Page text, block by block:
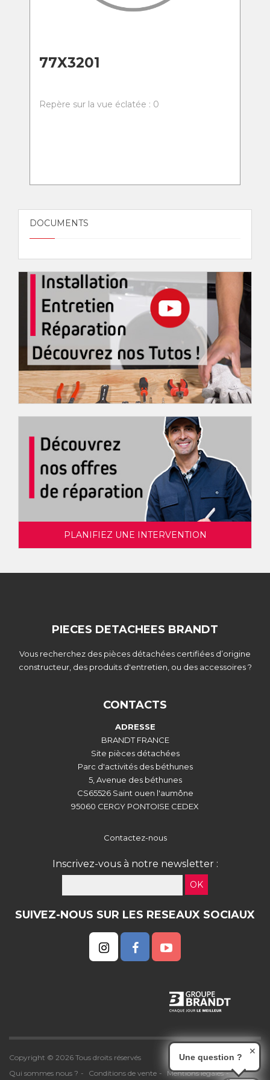
77X3201
Repère sur la vue éclatée : 0
DOCUMENTS
PLANIFIEZ UNE INTERVENTION
PIECES DETACHEES BRANDT
Vous recherchez des pièces détachées certifiées d’origine
constructeur, des produits d'entretien, ou des accessoires ?
CONTACTS
ADRESSE
BRANDT FRANCE
Site pièces détachées
Parc d'activités des béthunes
5, Avenue des béthunes
CS65526 Saint ouen l'aumône
95060 CERGY PONTOISE CEDEX
Contactez-nous
Inscrivez-vous à notre newsletter :
OK
SUIVEZ-NOUS SUR LES RESEAUX SOCIAUX
Copyright © 2026 Tous droits réservés
Qui sommes nous ?
Conditions de vente
Mentions légales
Une question ?
✕